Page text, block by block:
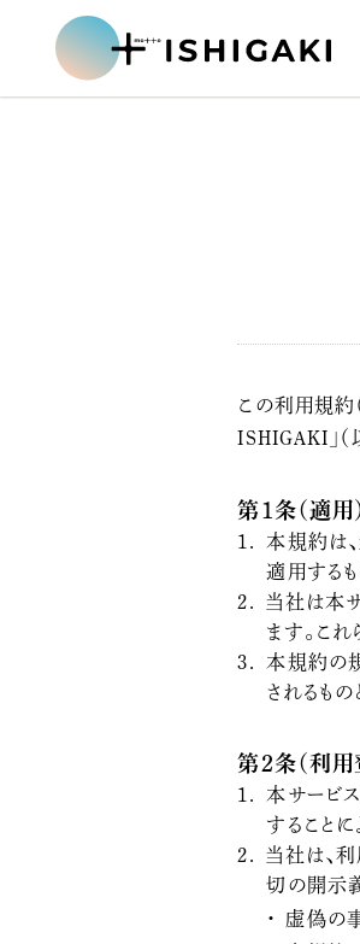
この利用規約
ISHIGAKI」（
第1条（適用
本規約は
適用するも
当社は本
ます。こ
本規約の
されるもの
第2条（利用
本サービ
すること
当社は、
切の開示
虚偽の